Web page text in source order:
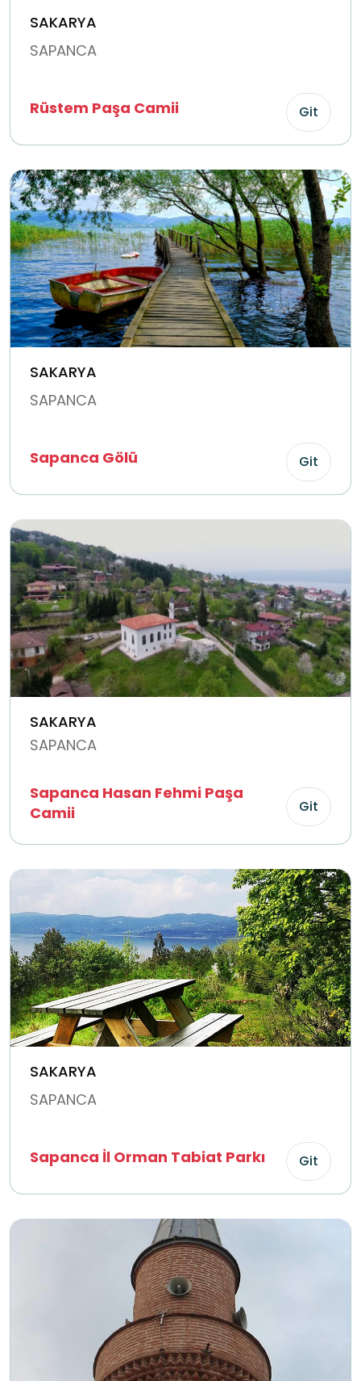
SAKARYA
SAPANCA
Rüstem Paşa Camii Git
SAKARYA
SAPANCA
Sapanca Gölü Git
SAKARYA
SAPANCA
Sapanca Hasan Fehmi Paşa
Camii
Git
SAKARYA
SAPANCA
Sapanca İl Orman Tabiat Parkı Git